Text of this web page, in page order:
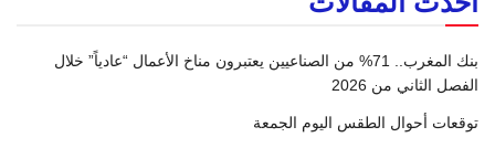
بنك المغرب.. 71% من الصناعيين يعتبرون مناخ الأعمال “عادياً” خلال
الفصل الثاني من 2026
توقعات أحوال الطقس اليوم الجمعة